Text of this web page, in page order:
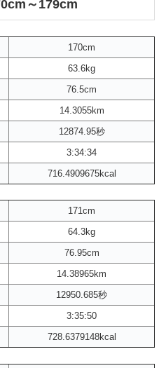
～179cm
170cm
63.6kg
76.5cm
14.3055km
12874.95秒
3:34:34
716.4909675kcal
171cm
64.3kg
76.95cm
14.38965km
12950.685秒
3:35:50
728.6379148kcal